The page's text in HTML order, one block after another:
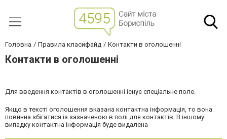
Головна Правила класифайд Контакти в оголошенні
Контакти в оголошенні
Для введення контактів в оголошенні існує спеціальне поле.
Якщо в тексті оголошення вказана контактна інформація, то вона
повинна збігатися із зазначеною в полі для контактів. В іншому
випадку контактна інформація буде видалена